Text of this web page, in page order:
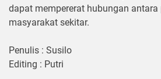
dapat mempererat hubungan antara
masyarakat sekitar.
Penulis : Susilo
Editing : Putri